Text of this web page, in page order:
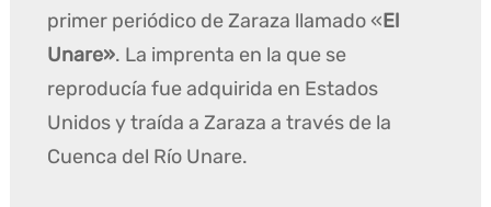
primer periódico de Zaraza llamado «El
Unare». La imprenta en la que se
reproducía fue adquirida en Estados
Unidos y traída a Zaraza a través de la
Cuenca del Río Unare.